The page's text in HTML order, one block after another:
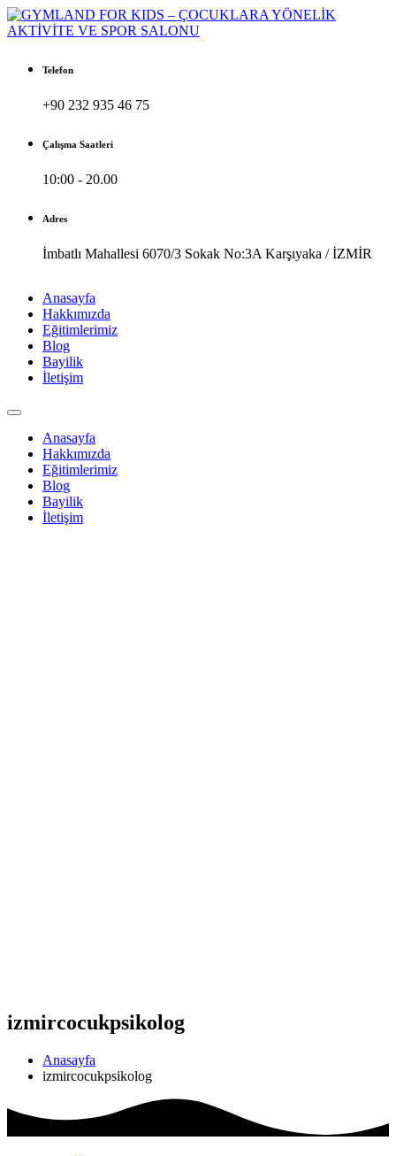
Skip
to
Telefon
+90 232 935 46 75
Çalışma Saatleri
10:00 - 20.00
Adres
İmbatlı Mahallesi 6070/3 Sokak No:3A Karşıyaka / İZMİR
Anasayfa
Hakkımızda
Eğitimlerimiz
Blog
Bayilik
İletişim
Anasayfa
Hakkımızda
Eğitimlerimiz
Blog
Bayilik
İletişim
izmircocukpsikolog
Anasayfa
izmircocukpsikolog